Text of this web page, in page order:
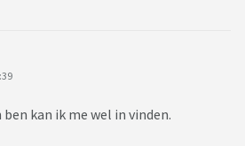
kan ik me wel in vinden.